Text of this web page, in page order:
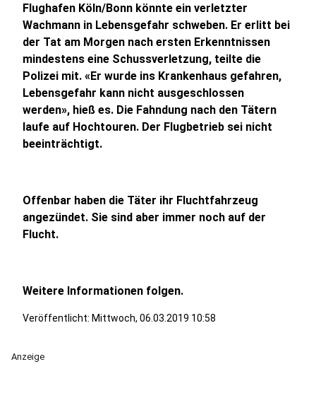
Flughafen Köln/Bonn könnte ein verletzter
Wachmann in Lebensgefahr schweben. Er erlitt bei
der Tat am Morgen nach ersten Erkenntnissen
mindestens eine Schussverletzung, teilte die
Polizei mit. «Er wurde ins Krankenhaus gefahren,
Lebensgefahr kann nicht ausgeschlossen
werden», hieß es. Die Fahndung nach den Tätern
laufe auf Hochtouren. Der Flugbetrieb sei nicht
beeinträchtigt.
Offenbar haben die Täter ihr Fluchtfahrzeug
angezündet. Sie sind aber immer noch auf der
Flucht.
Weitere Informationen folgen.
Veröffentlicht: Mittwoch, 06.03.2019 10:58
Anzeige